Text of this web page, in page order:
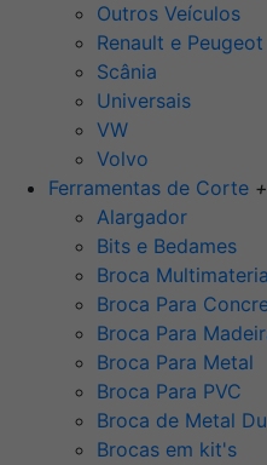
Outros Veículos
Renault e Peugeot
Scânia
Universais
VW
Volvo
Ferramentas de Corte +
Alargador
Bits e Bedames
Broca
Broca Para
Broca Para
Broca Para Metal
Broca Para PVC
Broca de Metal
Brocas em kit's